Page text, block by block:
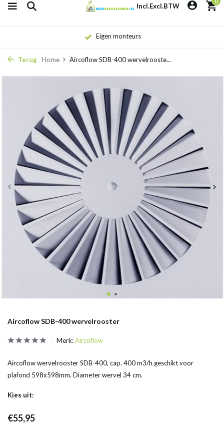
Incl.Excl.BTW
Eigen monteurs
Terug Home Aircoflow SDB-400 wervelrooste...
Aircoflow SDB-400 wervelrooster
Merk:Aircoflow
Aircoflow wervelrooster SDB-400, cap. 400 m3/h geschikt voor
plafond 598x598mm. Diameter wervel 34 cm.
Kies uit:
€55,95